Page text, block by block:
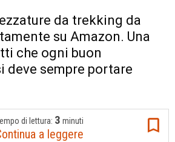
da trekking da
su Amazon. Una
che ogni buon
deve sempre portare
di lettura: 3 minuti
a leggere